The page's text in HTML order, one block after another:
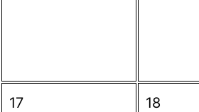
17 18